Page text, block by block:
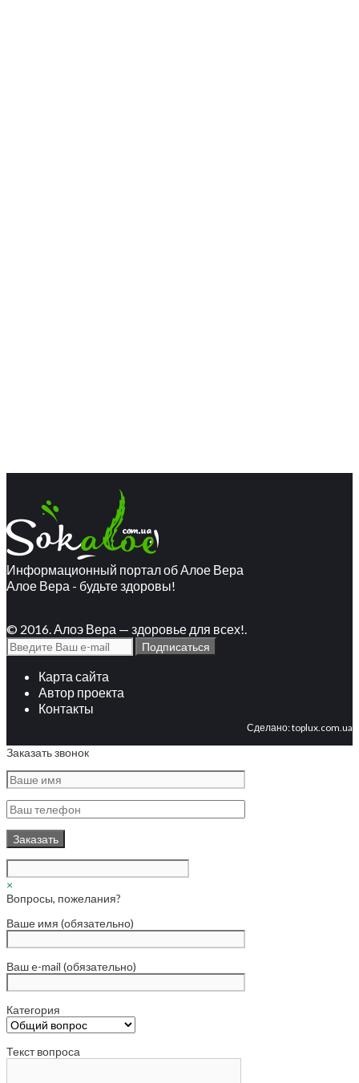
Информационный портал об Алое Вера
Алое Вера - будьте здоровы!
© 2016. Алоэ Вера — здоровье для всех!.
Карта сайта
Автор проекта
Контакты
Сделано:toplux.com.ua
Заказать звонок
×
Вопросы, пожелания?
Ваше имя (обязательно)
Ваш e-mail (обязательно)
Категория
Текст вопроса